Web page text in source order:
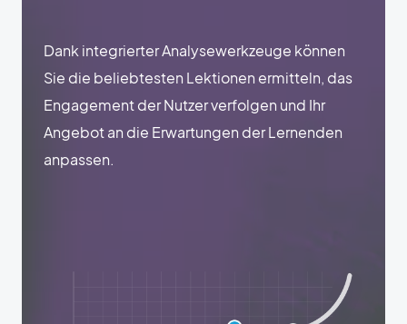
Dank integrierter Analysewerkzeuge können
Sie die beliebtesten Lektionen ermitteln, das
Engagement der Nutzer verfolgen und Ihr
Angebot an die Erwartungen der Lernenden
anpassen.